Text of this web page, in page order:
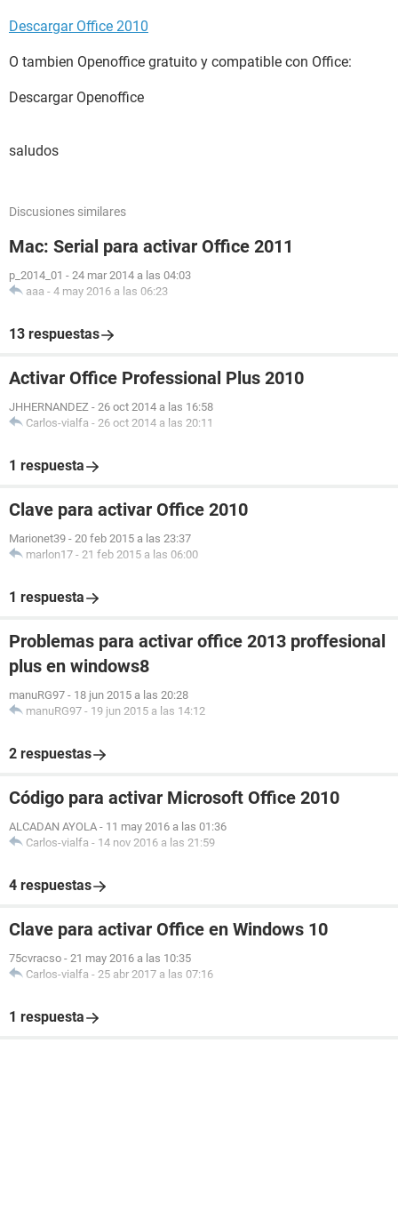
Descargar Office 2010
O tambien Openoffice gratuito y compatible con Office:
Descargar Openoffice
saludos
Discusiones similares
Mac: Serial para activar Office 2011
p_2014_01 - 24 mar 2014 a las 04:03
aaa - 4 may 2016 a las 06:23
13 respuestas
Activar Office Professional Plus 2010
JHHERNANDEZ - 26 oct 2014 a las 16:58
Carlos-vialfa - 26 oct 2014 a las 20:11
1 respuesta
Clave para activar Office 2010
Marionet39 - 20 feb 2015 a las 23:37
marlon17 - 21 feb 2015 a las 06:00
1 respuesta
Problemas para activar office 2013 proffesional
plus en windows8
manuRG97 - 18 jun 2015 a las 20:28
manuRG97 - 19 jun 2015 a las 14:12
2 respuestas
Código para activar Microsoft Office 2010
ALCADAN AYOLA - 11 may 2016 a las 01:36
Carlos-vialfa - 14 nov 2016 a las 21:59
4 respuestas
Clave para activar Office en Windows 10
75cvracso - 21 may 2016 a las 10:35
Carlos-vialfa - 25 abr 2017 a las 07:16
1 respuesta